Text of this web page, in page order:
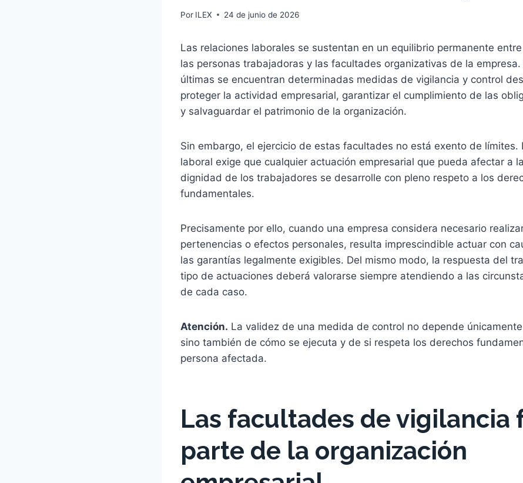
Por ILEX 24 de junio de 2026
Las relaciones laborales se sustentan en un equilibrio permanente
las personas trabajadoras y las facultades organizativas de la
últimas se encuentran determinadas medidas de vigilancia y control
proteger la actividad empresarial, garantizar el cumplimiento de las
y salvaguardar el patrimonio de la organización.
Sin embargo, el ejercicio de estas facultades no está exento de límites.
laboral exige que cualquier actuación empresarial que pueda afectar a
dignidad de los trabajadores se desarrolle con pleno respeto a los
fundamentales.
Precisamente por ello, cuando una empresa considera necesario
pertenencias o efectos personales, resulta imprescindible actuar con
las garantías legalmente exigibles. Del mismo modo, la respuesta del
tipo de actuaciones deberá valorarse siempre atendiendo a las
de cada caso.
Atención. La validez de una medida de control no depende
sino también de cómo se ejecuta y de si respeta los derechos
persona afectada.
Las facultades de vigilancia
parte de la organización